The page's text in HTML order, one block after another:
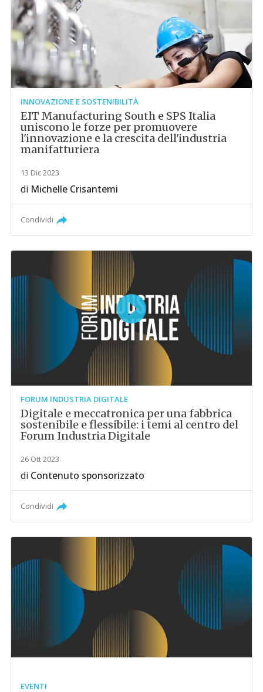
INNOVAZIONE E SOSTENIBILITÀ
EIT Manufacturing South e SPS Italia
uniscono le forze per promuovere
l'innovazione e la crescita dell'industria
manifatturiera
13 Dic 2023
di Michelle Crisantemi
Condividi
FORUM INDUSTRIA DIGITALE
Digitale e meccatronica per una fabbrica
sostenibile e flessibile: i temi al centro del
Forum Industria Digitale
26 Ott 2023
di Contenuto sponsorizzato
Condividi
EVENTI